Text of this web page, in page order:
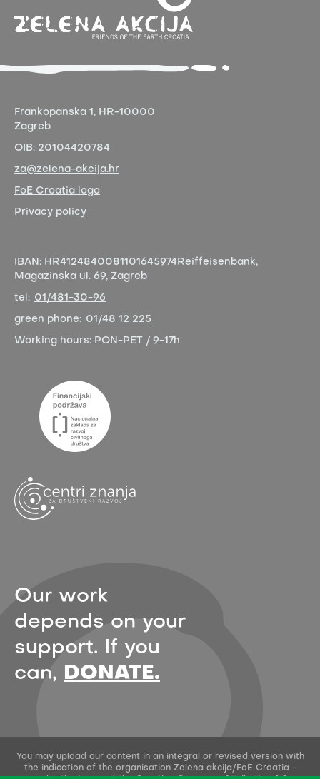
Frankopanska 1, HR-10000
Zagreb
OIB: 20104420784
za@zelena-akcija.hr
FoE Croatia logo
Privacy policy
IBAN: HR4124840081101645974 Reiffeisenbank,
Magazinska ul. 69, Zagreb
tel: 01/481-30-96
green phone: 01/48 12 225
Working hours: PON-PET / 9-17h
Our work
depends on your
support. If you
can,
DONATE.
You may upload our content in an integral or revised version with
the indication of the organisation Zelena akcija/FoE Croatia -